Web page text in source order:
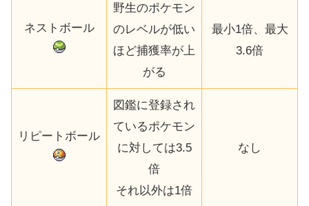
ネストボール
野生のポケモン
のレベルが低い
ほど捕獲率が上
がる
最小1倍、最大
3.6倍
リピートボール
図鑑に登録され
ているポケモン
に対しては3.5
倍
それ以外は1倍
なし